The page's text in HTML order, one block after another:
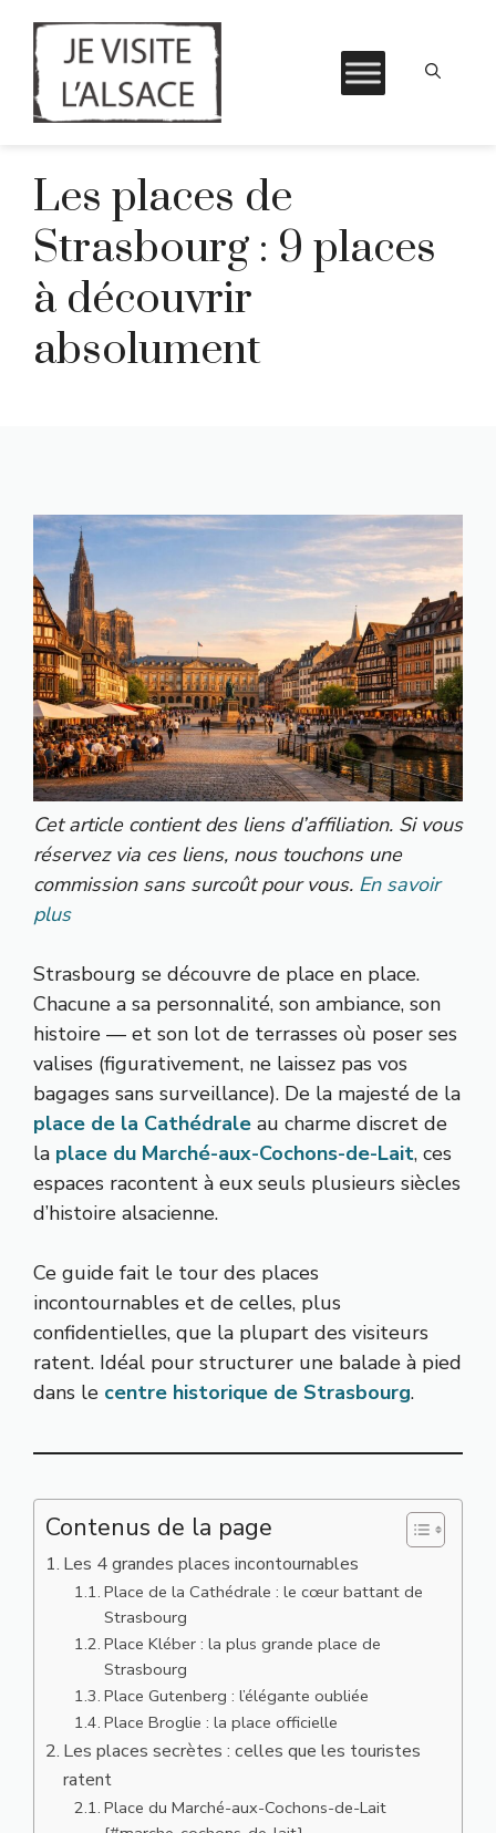
contenuLes places de
Strasbourg : 9 places
à découvrir
absolument
Cet article contient des liens d’affiliation. Si vous
réservez via ces liens, nous touchons une
commission sans surcoût pour vous. En savoir
plus
Strasbourg se découvre de place en place.
Chacune a sa personnalité, son ambiance, son
histoire — et son lot de terrasses où poser ses
valises (figurativement, ne laissez pas vos
bagages sans surveillance). De la majesté de la
place de la Cathédrale au charme discret de
la place du Marché-aux-Cochons-de-Lait, ces
espaces racontent à eux seuls plusieurs siècles
d’histoire alsacienne.
Ce guide fait le tour des places
incontournables et de celles, plus
confidentielles, que la plupart des visiteurs
ratent. Idéal pour structurer une balade à pied
dans le centre historique de Strasbourg.
Contenus de la page
Les 4 grandes places incontournables
Place de la Cathédrale : le cœur battant de
Strasbourg
Place Kléber : la plus grande place de
Strasbourg
Place Gutenberg : l’élégante oubliée
Place Broglie : la place officielle
Les places secrètes : celles que les touristes
ratent
Place du Marché-aux-Cochons-de-Lait